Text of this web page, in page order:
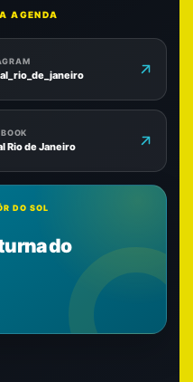
AGENDA
Rio de Janeiro
DO SOL
do